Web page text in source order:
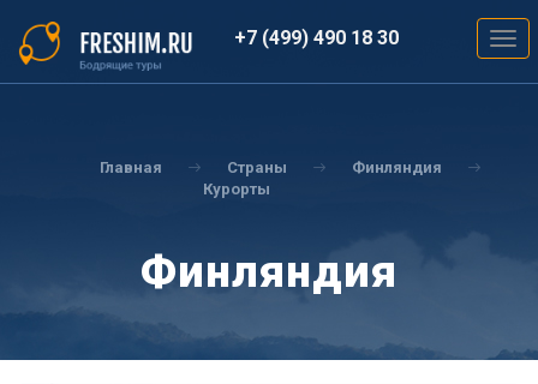
основному
содержанию
+7 (499) 490 18 30
Главная Страны
Финляндия
Курорты
Финляндия